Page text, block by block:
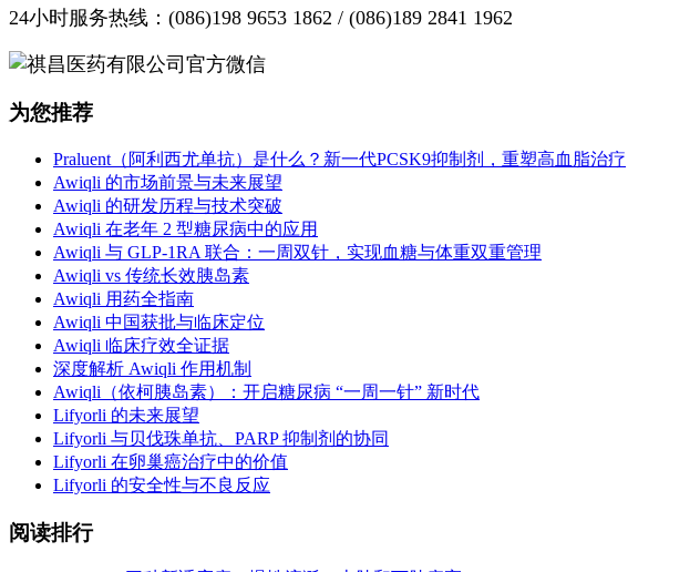
24小时服务热线：(086)198 9653 1862 / (086)189 2841 1962
为您推荐
Praluent（阿利西尤单抗）是什么？新一代PCSK9抑制剂，重塑高血脂治疗
Awiqli 的市场前景与未来展望
Awiqli 的研发历程与技术突破
Awiqli 在老年 2 型糖尿病中的应用
Awiqli 与 GLP-1RA 联合：一周双针，实现血糖与体重双重管理
Awiqli vs 传统长效胰岛素
Awiqli 用药全指南
Awiqli 中国获批与临床定位
Awiqli 临床疗效全证据
深度解析 Awiqli 作用机制
Awiqli（依柯胰岛素）：开启糖尿病 “一周一针” 新时代
Lifyorli 的未来展望
Lifyorli 与贝伐珠单抗、PARP 抑制剂的协同
Lifyorli 在卵巢癌治疗中的价值
Lifyorli 的安全性与不良反应
阅读排行